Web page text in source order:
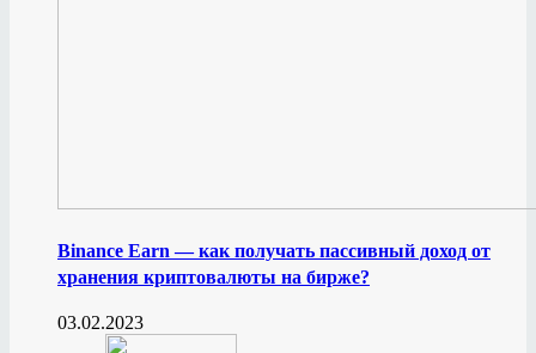
Binance Earn — как получать пассивный доход от
хранения криптовалюты на бирже?
03.02.2023